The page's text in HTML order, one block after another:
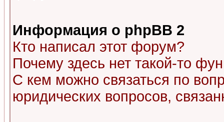
Информация о phpBB 2
Кто написал этот форум?
Почему здесь нет такой-то
С кем можно связаться по
юридических вопросов,